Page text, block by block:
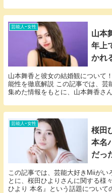
芸能人ｰ女性
山本
年上
かれ
山本舞香と彼女の結婚観について
能性を徹底解説 この記事では、芸
集めた情報をもとに、山本舞香さ
芸能人ｰ女性
桜田
本名
だっ
この記事では、芸能大好きMiiがい
とに、桜田ひよりさんに関する様
ひより 本名』という話題について